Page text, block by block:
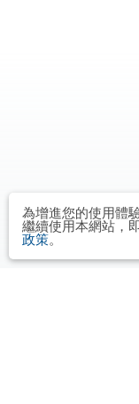
為增進您的使用體
繼續使用本網站，
政策。